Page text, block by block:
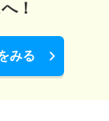
！
みる